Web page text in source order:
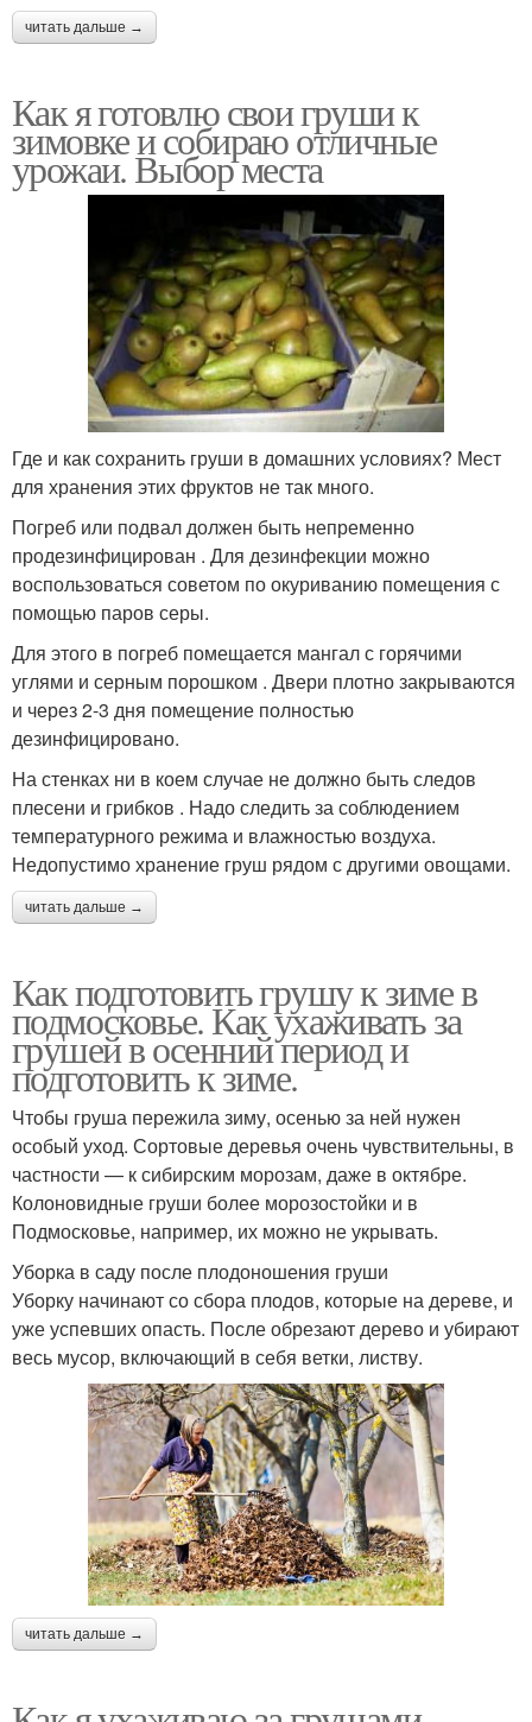
читать дальше →
Как я готовлю свои груши к
зимовке и собираю отличные
урожаи. Выбор места
Где и как сохранить груши в домашних условиях? Мест
для хранения этих фруктов не так много.
Погреб или подвал должен быть непременно
продезинфицирован . Для дезинфекции можно
воспользоваться советом по окуриванию помещения с
помощью паров серы.
Для этого в погреб помещается мангал с горячими
углями и серным порошком . Двери плотно закрываются
и через 2-3 дня помещение полностью
дезинфицировано.
На стенках ни в коем случае не должно быть следов
плесени и грибков . Надо следить за соблюдением
температурного режима и влажностью воздуха.
Недопустимо хранение груш рядом с другими овощами.
читать дальше →
Как подготовить грушу к зиме в
подмосковье. Как ухаживать за
грушей в осенний период и
подготовить к зиме.
Чтобы груша пережила зиму, осенью за ней нужен
особый уход. Сортовые деревья очень чувствительны, в
частности — к сибирским морозам, даже в октябре.
Колоновидные груши более морозостойки и в
Подмосковье, например, их можно не укрывать.
Уборка в саду после плодоношения груши
Уборку начинают со сбора плодов, которые на дереве, и
уже успевших опасть. После обрезают дерево и убирают
весь мусор, включающий в себя ветки, листву.
читать дальше →